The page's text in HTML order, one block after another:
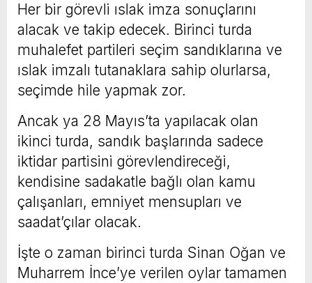
Her bir görevli ıslak imza sonuçlarını
alacak ve takip edecek. Birinci turda
muhalefet partileri seçim sandıklarına ve
ıslak imzalı tutanaklara sahip olurlarsa,
seçimde hile yapmak zor.
Ancak ya 28 Mayıs’ta yapılacak olan
ikinci turda, sandık başlarında sadece
iktidar partisini görevlendireceği,
kendisine sadakatle bağlı olan kamu
çalışanları, emniyet mensupları ve
saadat’çılar olacak.
İşte o zaman birinci turda Sinan Oğan ve
Muharrem İnce’ye verilen oylar tamamen